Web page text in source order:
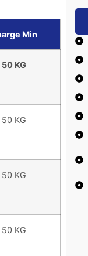
Min
50 KG
50 KG
50 KG
50 KG